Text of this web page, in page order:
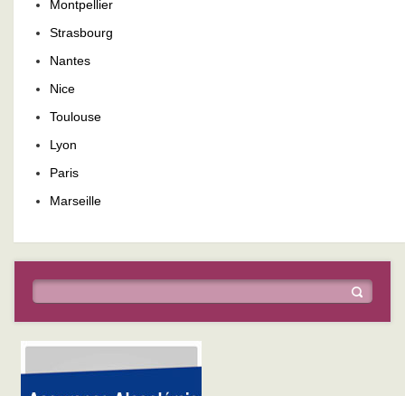
Montpellier
Strasbourg
Nantes
Nice
Toulouse
Lyon
Paris
Marseille